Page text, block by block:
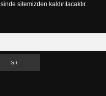
sitemizden kaldırılacaktır.